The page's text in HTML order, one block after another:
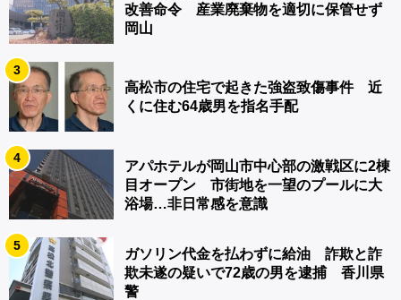
改善命令 産業廃棄物を適切に保管せず
岡山
3
高松市の住宅で起きた強盗致傷事件 近
くに住む64歳男を指名手配
4
アパホテルが岡山市中心部の激戦区に2棟
目オープン 市街地を一望のプールに大
浴場…非日常感を意識
5
ガソリン代金を払わずに給油 詐欺と詐
欺未遂の疑いで72歳の男を逮捕 香川県
警